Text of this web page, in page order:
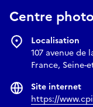
Centre
Localisation
107 avenue de
France, Seine-
Site internet
https://